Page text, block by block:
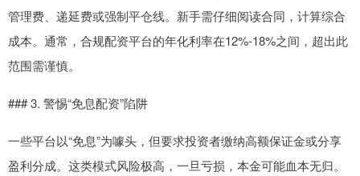
管理费、递延费或强制平仓线。新手需仔细阅读合同，计算综合
成本。通常，合规配资平台的年化利率在12%-18%之间，超出此
范围需谨慎。
### 3. 警惕“免息配资”陷阱
一些平台以“免息”为噱头，但要求投资者缴纳高额保证金或分享
盈利分成。这类模式风险极高，一旦亏损，本金可能血本无归。